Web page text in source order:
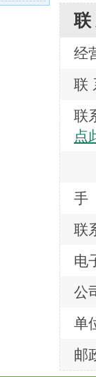
经
联
点
手
联
电
公
单
邮